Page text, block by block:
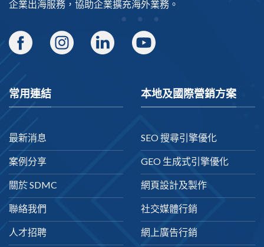
企業出海服務，協助企業擴充海外業務。
常用連結
最新消息
案例分享
關於 SDMC
聯絡我們
人才招聘
本地及國際營銷方案
SEO 搜尋引擎優化
GEO 生成式引擎優化
網頁設計及製作
社交媒體行銷
網上廣告行銷